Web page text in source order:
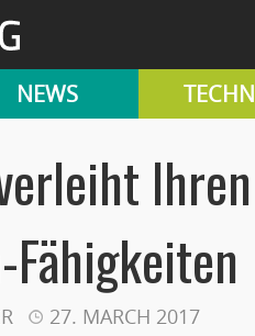
NEWS
27. MARCH 2017